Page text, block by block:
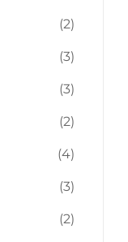
(2)
(3)
(3)
(2)
(4)
(3)
(2)